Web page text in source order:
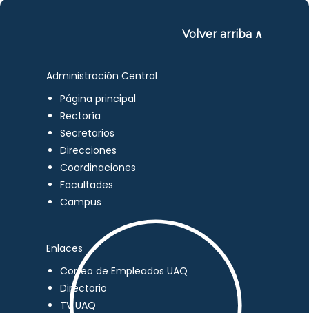
Volver arriba ∧
Administración Central
Página principal
Rectoría
Secretarios
Direcciones
Coordinaciones
Facultades
Campus
Enlaces
Correo de Empleados UAQ
Directorio
TV UAQ